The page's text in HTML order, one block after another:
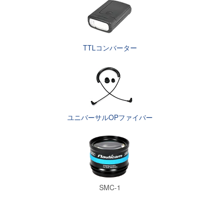
TTLコンバーター
ユニバーサルOPファイバー
SMC-1